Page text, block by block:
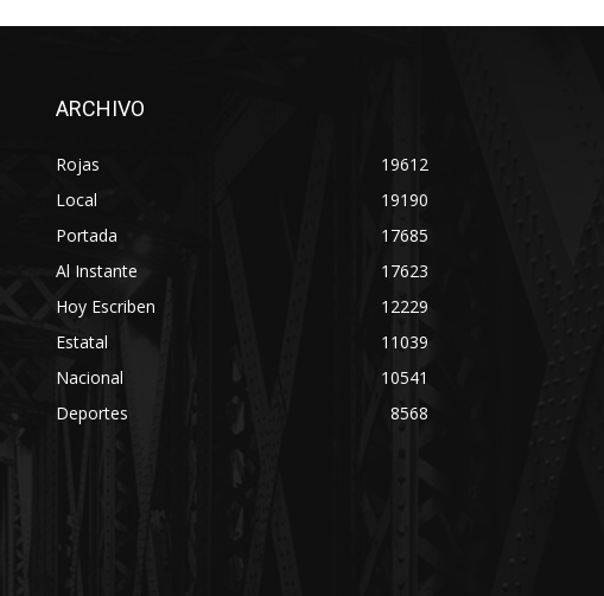
ARCHIVO
Rojas
19612
Local
19190
Portada
17685
Al Instante
17623
Hoy Escriben
12229
Estatal
11039
Nacional
10541
Deportes
8568